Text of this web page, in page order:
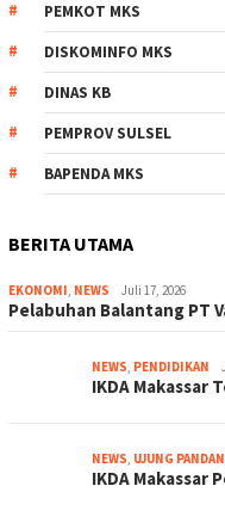
PEMKOT MKS
DISKOMINFO MKS
DINAS KB
PEMPROV SULSEL
BAPENDA MKS
BERITA UTAMA
EKONOMI, NEWS Juli 17, 2026
Pelabuhan Balantang PT
NEWS, PENDIDIKAN
IKDA
NEWS, UJUNG
IKDA